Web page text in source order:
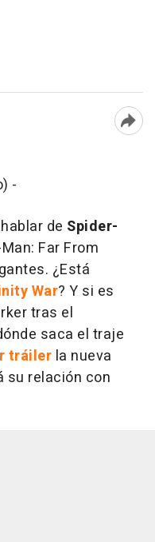
-
de Spider-
Far From
¿Está
War? Y si es
tras el
saca el traje
tráiler la nueva
su relación con